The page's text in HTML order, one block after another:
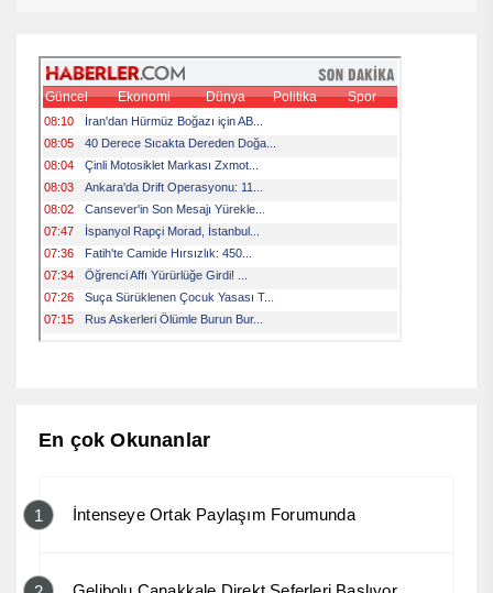
En çok Okunanlar
1 İntenseye Ortak Paylaşım Forumunda